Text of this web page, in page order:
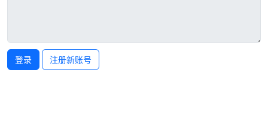
登录 注册新账号